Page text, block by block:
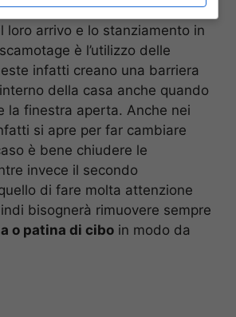
alcuneprecauzioniche
loro arrivo e lo stanziamento in
è l’utilizzo delle
infatti creano una barriera
della casa anche quando
la finestra aperta. Anche nei
si apre per far cambiare
è bene chiudere le
invece il secondo
di fare molta attenzione
bisognerà rimuovere sempre
o patina di cibo in modo da